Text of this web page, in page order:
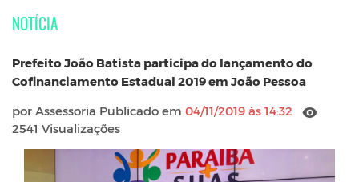
NOTÍCIA
Prefeito João Batista participa do lançamento do
Cofinanciamento Estadual 2019 em João Pessoa
por Assessoria Publicado em 04/11/2019 às 14:32
2541 Visualizações